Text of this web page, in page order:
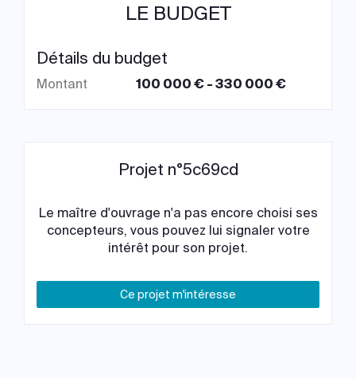
LE BUDGET
Détails du budget
Montant 100 000 € - 330 000 €
Projet n°5c69cd
Le maître d'ouvrage n'a pas encore choisi ses
concepteurs, vous pouvez lui signaler votre
intérêt pour son projet.
Ce projet m'intéresse